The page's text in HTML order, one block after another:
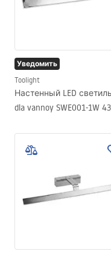
перечисленных выше
Уведомить
Toolight
Настенный LED
dla vannoy SWE001-1W